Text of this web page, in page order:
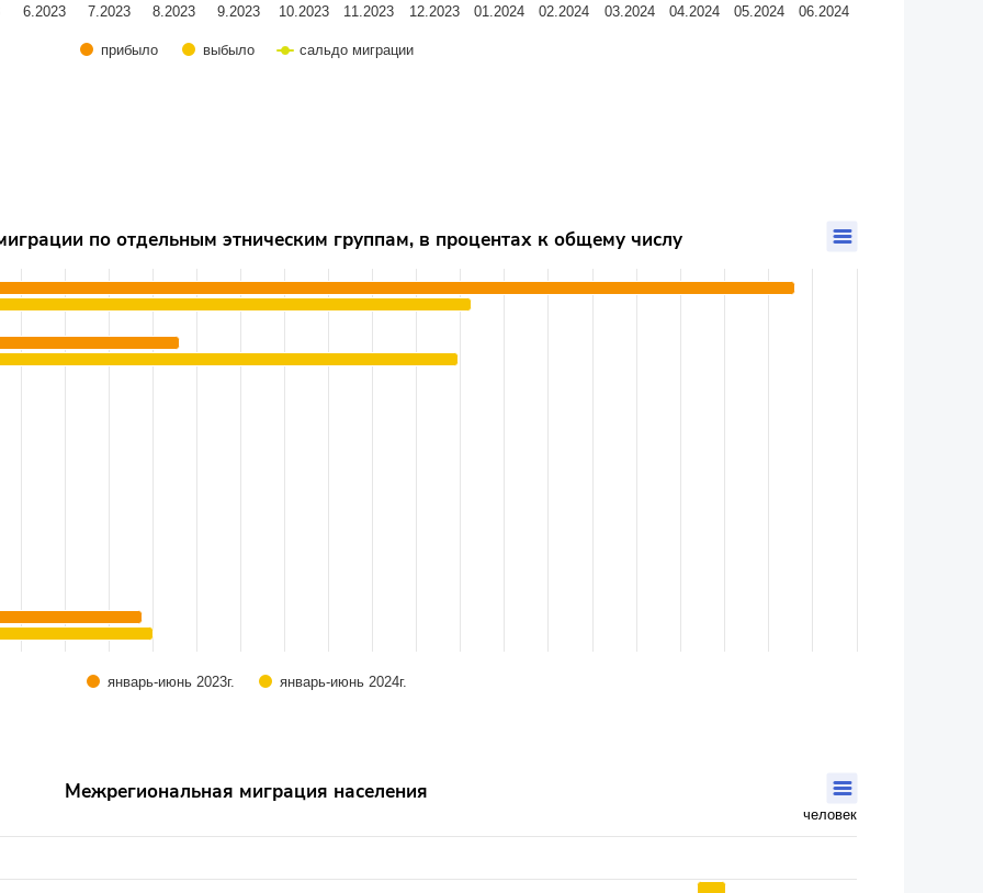
прибыло выбыло сальдо миграции
6.2023 7.2023 8.2023 9.2023 10.2023 11.2023 12.2023 01.2024 02.2024 03.2024 04.2024 05.2024 06.2024
группам, в процентах к общему числу
1.1 to 49.2.
по отдельным этническим группам, в процентах к общему числу
январь-июнь 2023г. январь-июнь 2024г.
-13158 to 29305.
Межрегиональная миграция населения
человек